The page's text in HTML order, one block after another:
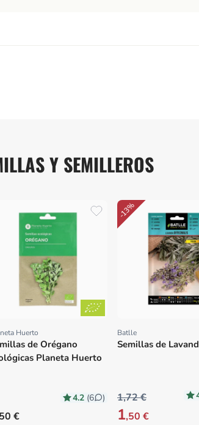
Y SEMILLEROS
Huerto
de Orégano
Planeta Huerto
4.2 (6 )
habitual
€
-13%
Proveedor:
Batlle
Semillas de
1,72 €
1,50 €